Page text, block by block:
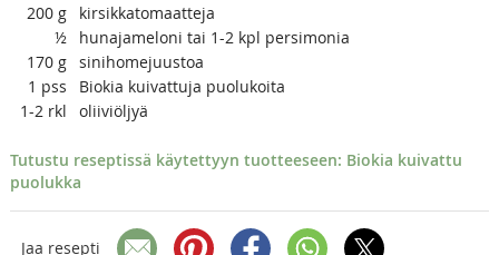
200 g
kirsikkatomaatteja
½
hunajameloni tai 1-2 kpl persimonia
170 g sinihomejuustoa
1 pss
Biokia kuivattuja puolukoita
1-2 rkl oliiviöljyä
Tutustu reseptissä käytettyyn tuotteeseen: Biokia kuivattu
puolukka
Jaa resepti